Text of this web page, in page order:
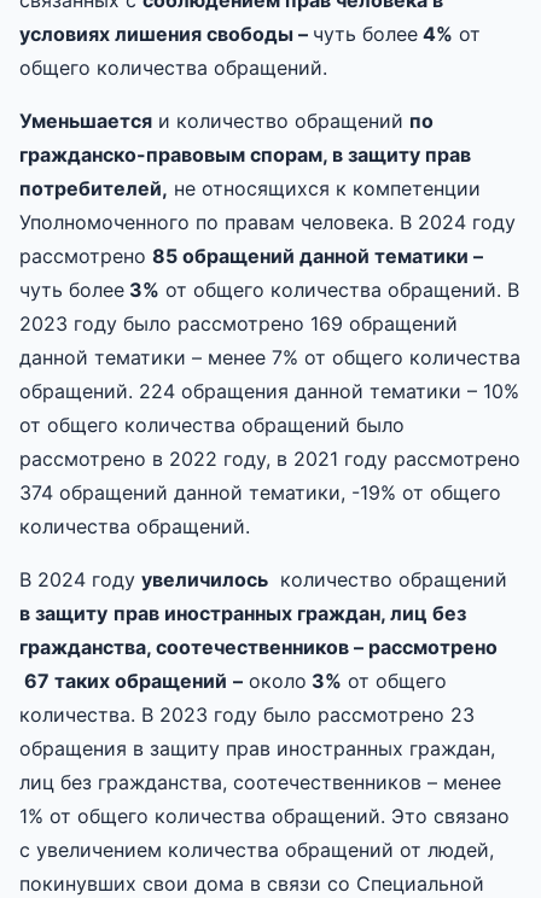
условиях лишения свободы – чуть более 4% от
общего количества обращений.
Уменьшается и количество обращений по
гражданско-правовым спорам, в защиту прав
потребителей, не относящихся к компетенции
Уполномоченного по правам человека. В 2024 году
рассмотрено 85 обращений данной тематики –
чуть более 3% от общего количества обращений. В
2023 году было рассмотрено 169 обращений
данной тематики – менее 7% от общего количества
обращений. 224 обращения данной тематики – 10%
от общего количества обращений было
рассмотрено в 2022 году, в 2021 году рассмотрено
374 обращений данной тематики, -19% от общего
количества обращений.
В 2024 году увеличилось количество обращений
в защиту прав иностранных граждан, лиц без
гражданства, соотечественников – рассмотрено
67 таких обращений – около 3% от общего
количества. В 2023 году было рассмотрено 23
обращения в защиту прав иностранных граждан,
лиц без гражданства, соотечественников – менее
1% от общего количества обращений. Это связано
с увеличением количества обращений от людей,
покинувших свои дома в связи со Специальной